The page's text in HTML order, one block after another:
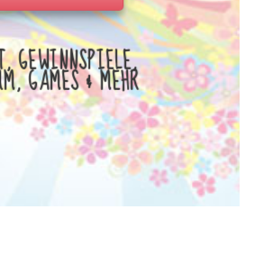
GEWINNSPIELE,
GAMES & MEHR